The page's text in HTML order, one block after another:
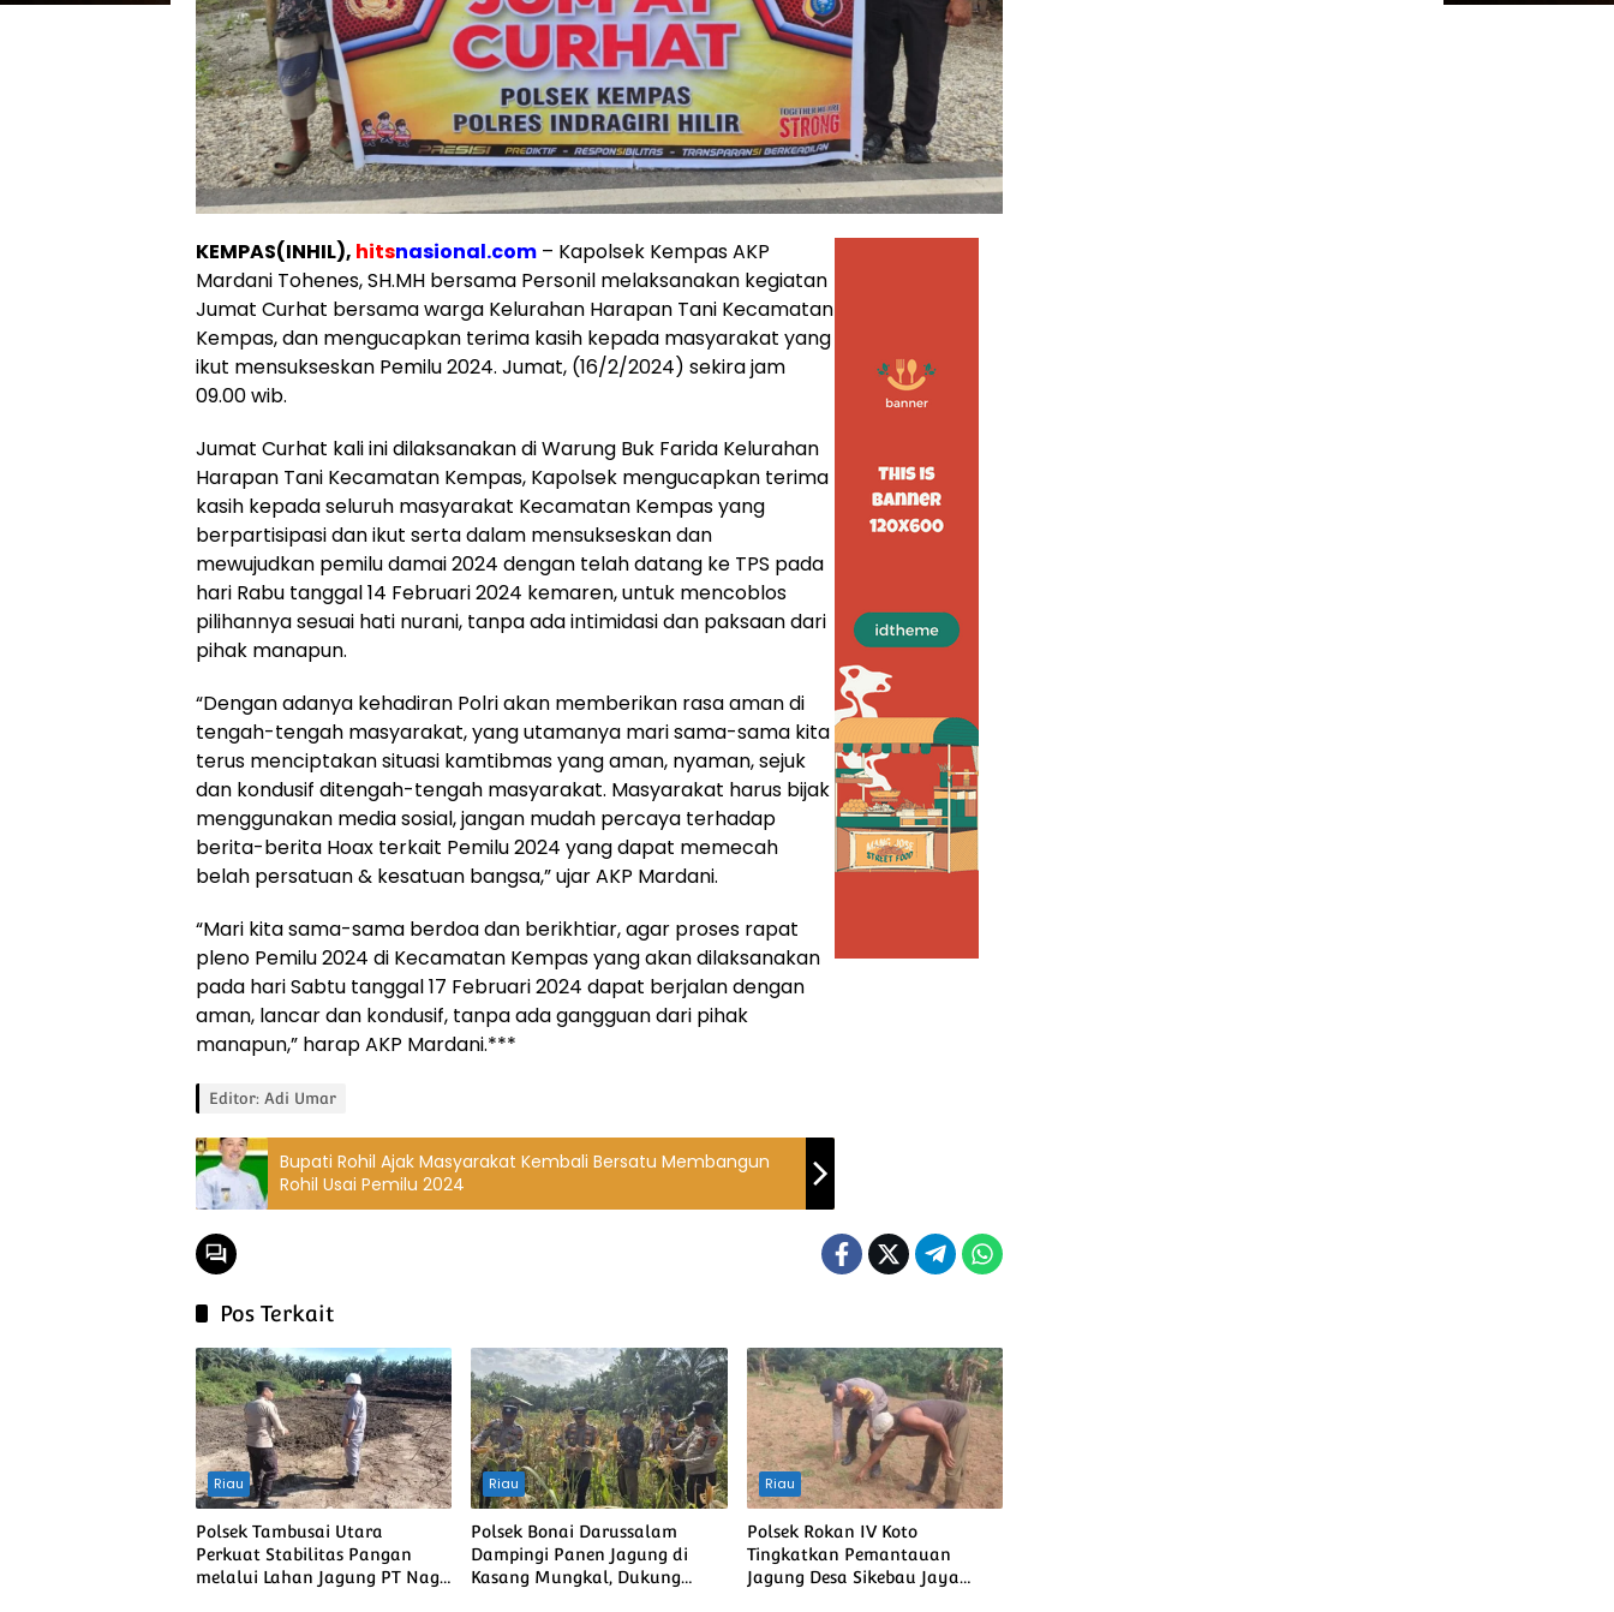
KEMPAS(INHIL), hitsnasional.com – Kapolsek Kempas AKP
Mardani Tohenes, SH.MH bersama Personil melaksanakan kegiatan
Jumat Curhat bersama warga Kelurahan Harapan Tani Kecamatan
Kempas, dan mengucapkan terima kasih kepada masyarakat yang
ikut mensukseskan Pemilu 2024. Jumat, (16/2/2024) sekira jam
09.00 wib.
Jumat Curhat kali ini dilaksanakan di Warung Buk Farida Kelurahan
Harapan Tani Kecamatan Kempas, Kapolsek mengucapkan terima
kasih kepada seluruh masyarakat Kecamatan Kempas yang
berpartisipasi dan ikut serta dalam mensukseskan dan
mewujudkan pemilu damai 2024 dengan telah datang ke TPS pada
hari Rabu tanggal 14 Februari 2024 kemaren, untuk mencoblos
pilihannya sesuai hati nurani, tanpa ada intimidasi dan paksaan dari
pihak manapun.
“Dengan adanya kehadiran Polri akan memberikan rasa aman di
tengah-tengah masyarakat, yang utamanya mari sama-sama kita
terus menciptakan situasi kamtibmas yang aman, nyaman, sejuk
dan kondusif ditengah-tengah masyarakat. Masyarakat harus bijak
menggunakan media sosial, jangan mudah percaya terhadap
berita-berita Hoax terkait Pemilu 2024 yang dapat memecah
belah persatuan & kesatuan bangsa,” ujar AKP Mardani.
“Mari kita sama-sama berdoa dan berikhtiar, agar proses rapat
pleno Pemilu 2024 di Kecamatan Kempas yang akan dilaksanakan
pada hari Sabtu tanggal 17 Februari 2024 dapat berjalan dengan
aman, lancar dan kondusif, tanpa ada gangguan dari pihak
manapun,” harap AKP Mardani.***
Editor: Adi Umar
Bupati Rohil Ajak Masyarakat Kembali Bersatu Membangun
Rohil Usai Pemilu 2024
Pos Terkait
Riau
Polsek Tambusai Utara
Perkuat Stabilitas Pangan
melalui Lahan Jagung PT Naga
Riau
Polsek Bonai Darussalam
Dampingi Panen Jagung di
Kasang Mungkal, Dukung
Riau
Polsek Rokan IV Koto
Tingkatkan Pemantauan
Jagung Desa Sikebau Jaya